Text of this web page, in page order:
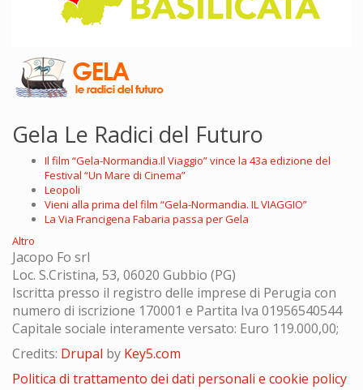
Gela Le Radici del Futuro
Il film “Gela-Normandia.Il Viaggio” vince la 43a edizione del
Festival “Un Mare di Cinema”
Leopoli
Vieni alla prima del film “Gela-Normandia. IL VIAGGIO”
La Via Francigena Fabaria passa per Gela
Altro
Jacopo Fo srl
Loc. S.Cristina, 53, 06020 Gubbio (PG)
Iscritta presso il registro delle imprese di Perugia con
numero di iscrizione 170001 e Partita Iva 01956540544
Capitale sociale interamente versato: Euro 119.000,00;
Credits: Drupal by Key5.com
Politica di trattamento dei dati personali e cookie policy